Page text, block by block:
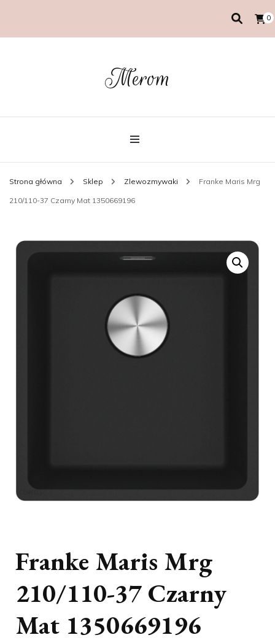
0
Merom
Strona główna Sklep Zlewozmywaki Franke Maris Mrg
210/110-37 Czarny Mat 1350669196
Franke Maris Mrg
210/110-37 Czarny
Mat 1350669196